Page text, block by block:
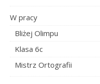
W pracy
Bliżej Olimpu
Klasa 6c
Mistrz Ortografii